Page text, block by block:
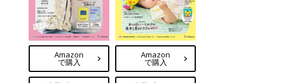
Amazon
で購入
Amazon
で購入